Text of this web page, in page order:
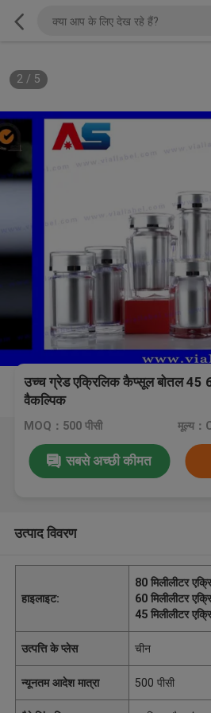
2/ 5
उच्च ग्रेड एक्रिलिक कैप्सूल बोतल 45
वैकल्पिक
MOQ：500 पीसी
सबसे अच्छी कीमत
उत्पाद विवरण
हाइलाइट:
80 मिलीलीटर
60 मिलीलीटर
45 मिलीलीटर
उत्पत्ति के प्लेस चीन
न्यूनतम आदेश मात्रा 500 पीसी